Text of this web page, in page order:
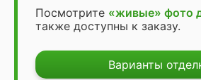
Посмотрите «живые» фото
также доступны к заказу.
Варианты